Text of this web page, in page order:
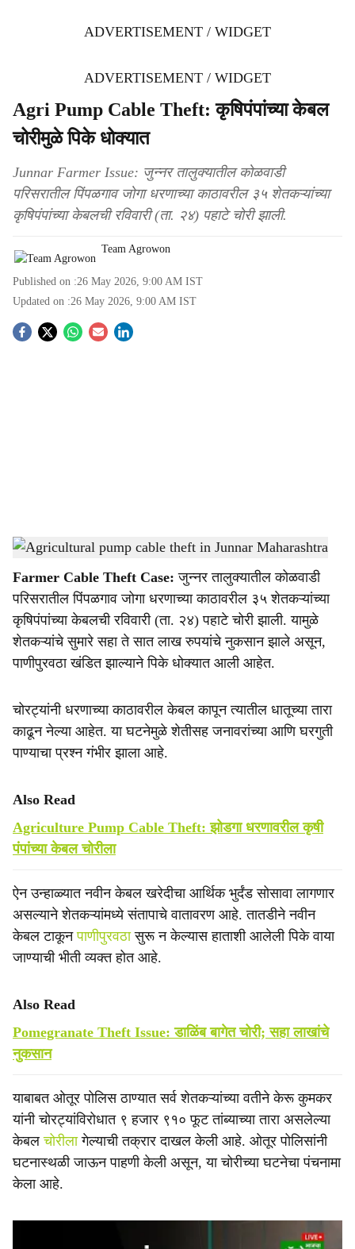
ADVERTISEMENT / WIDGET
ADVERTISEMENT / WIDGET
Agri Pump Cable Theft: कृषिपंपांच्या केबल
चोरीमुळे पिके धोक्यात
Junnar Farmer Issue: जुन्नर तालुक्यातील कोळवाडी
परिसरातील पिंपळगाव जोगा धरणाच्या काठावरील ३५ शेतकऱ्यांच्या
कृषिपंपांच्या केबलची रविवारी (ता. २४) पहाटे चोरी झाली.
Team Agrowon
Published on :26 May 2026, 9:00 AM IST
Updated on :26 May 2026, 9:00 AM IST
S
a
r
e
Agricultural pump cable theft in Junnar Maharashtra- Agrowon
Farmer Cable Theft Case: जुन्नर तालुक्यातील कोळवाडी
परिसरातील पिंपळगाव जोगा धरणाच्या काठावरील ३५ शेतकऱ्यांच्या
कृषिपंपांच्या केबलची रविवारी (ता. २४) पहाटे चोरी झाली. यामुळे
शेतकऱ्यांचे सुमारे सहा ते सात लाख रुपयांचे नुकसान झाले असून,
पाणीपुरवठा खंडित झाल्याने पिके धोक्यात आली आहेत.
चोरट्यांनी धरणाच्या काठावरील केबल कापून त्यातील धातूच्या तारा
काढून नेल्या आहेत. या घटनेमुळे शेतीसह जनावरांच्या आणि घरगुती
पाण्याचा प्रश्न गंभीर झाला आहे.
Also Read
Agriculture Pump Cable Theft: झोडगा धरणावरील कृषी
पंपांच्या केबल चोरीला
ऐन उन्हाळ्यात नवीन केबल खरेदीचा आर्थिक भुर्दंड सोसावा लागणार
असल्याने शेतकऱ्यांमध्ये संतापाचे वातावरण आहे. तातडीने नवीन
केबल टाकूनपाणीपुरवठासुरू न केल्यास हाताशी आलेली पिके वाया
जाण्याची भीती व्यक्त होत आहे.
Also Read
Pomegranate Theft Issue: डाळिंब बागेत चोरी; सहा लाखांचे
नुकसान
याबाबत ओतूर पोलिस ठाण्यात सर्व शेतकऱ्यांच्या वतीने केरू कुमकर
यांनी चोरट्यांविरोधात ९ हजार ९१० फूट तांब्याच्या तारा असलेल्या
केबलचोरीलागेल्याची तक्रार दाखल केली आहे. ओतूर पोलिसांनी
घटनास्थळी जाऊन पाहणी केली असून, या चोरीच्या घटनेचा पंचनामा
केला आहे.